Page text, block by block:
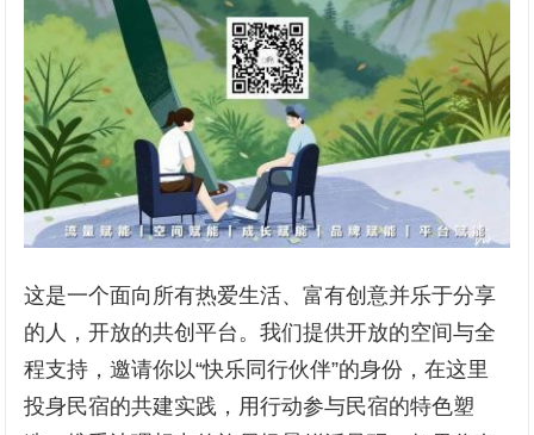
这是一个面向所有热爱生活、富有创意并乐于分享
的人，开放的共创平台。我们提供开放的空间与全
程支持，邀请你以“快乐同行伙伴”的身份，在这里
投身民宿的共建实践，用行动参与民宿的特色塑